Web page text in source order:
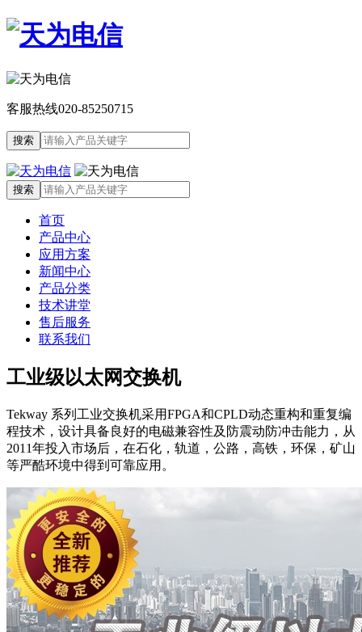
客服热线020-85250715
首页
产品中心
应用方案
新闻中心
产品分类
技术讲堂
售后服务
联系我们
工业级以太网交换机
Tekway 系列工业交换机采用FPGA和CPLD动态重构和重复编
程技术，设计具备良好的电磁兼容性及防震动防冲击能力，从
2011年投入市场后，在石化，轨道，公路，高铁，环保，矿山
等严酷环境中得到可靠应用。